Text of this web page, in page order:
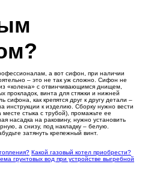
а вот сифон, при наличии
– это не так уж сложно. Сифон не
«колена» с отвинчивающимся днищем,
прокладок, винта для стяжки и нижней
сифона, как крепятся друг к другу детали –
инструкции к изделию. Сборку нужно вести
стыка с трубой), промажьте ее
насадка на раковину, нужно установить
а снизу, под накладку – белую.
затянуть крепежный винт.
Какой газовый котел приобрести?
грунтовых вод при устройстве выгребной